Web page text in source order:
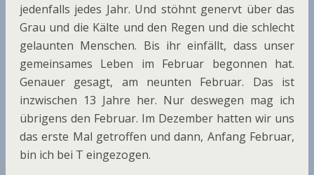
jedenfalls jedes Jahr. Und stöhnt genervt über das
Grau und die Kälte und den Regen und die schlecht
gelaunten Menschen. Bis ihr einfällt, dass unser
gemeinsames Leben im Februar begonnen hat.
Genauer gesagt, am neunten Februar. Das ist
inzwischen 13 Jahre her. Nur deswegen mag ich
übrigens den Februar. Im Dezember hatten wir uns
das erste Mal getroffen und dann, Anfang Februar,
bin ich bei T eingezogen.